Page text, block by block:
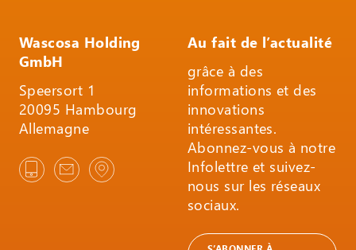
Wascosa Holding
GmbH
Speersort 1
20095 Hambourg
Allemagne
Au fait de l’actualité
grâce à des
informations et des
innovations
intéressantes.
Abonnez-vous à notre
Infolettre et suivez-
nous sur les réseaux
sociaux.